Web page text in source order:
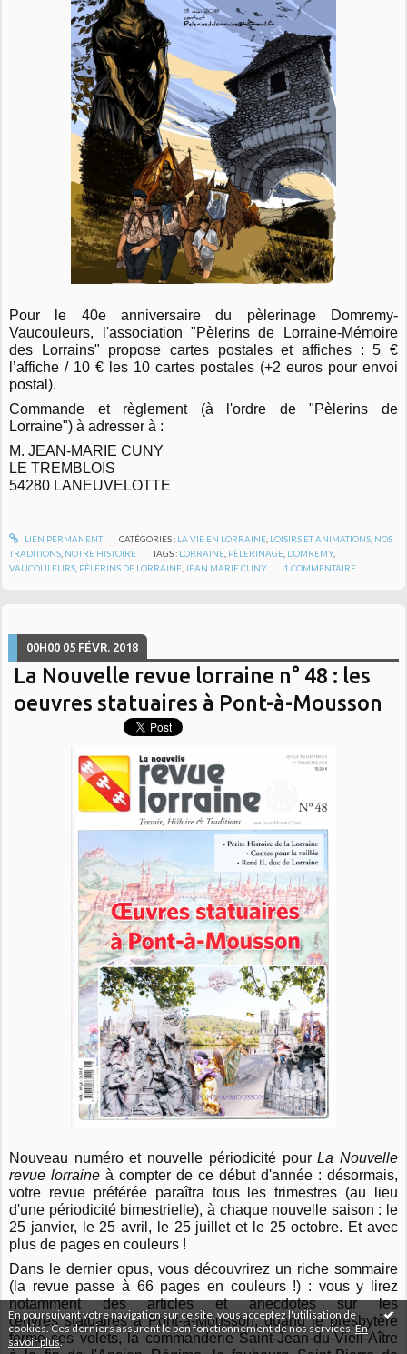
En poursuivant votre navigation sur ce site, vous acceptez l'utilisation de
cookies. Ces derniers assurent le bon fonctionnement de nos services.En
savoir plus.
Pour le 40e anniversaire du pèlerinage Domremy-
Vaucouleurs, l'association "Pèlerins de Lorraine-Mémoire
des Lorrains" propose cartes postales et affiches : 5 €
l’affiche / 10 € les 10 cartes postales (+2 euros pour envoi
postal).
Commande et règlement (à l'ordre de "Pèlerins de
Lorraine") à adresser à :
M. JEAN-MARIE CUNY
LE TREMBLOIS
54280 LANEUVELOTTE
LIEN PERMANENT CATÉGORIES : LA VIE EN LORRAINE, LOISIRS ET ANIMATIONS, NOS
TRADITIONS NOTRE HISTOIRE TAGS : LORRAINE PÈLERINAGE DOMREMY,
VAUCOULEURS PÈLERINS DE LORRAINE JEAN MARIE CUNY 1 COMMENTAIRE
00H00 05 FÉVR. 2018
La Nouvelle revue lorraine n° 48 : les
oeuvres statuaires à Pont-à-Mousson
Nouveau numéro et nouvelle périodicité pourLa Nouvelle
revue lorraine à compter de ce début d'année : désormais,
votre revue préférée paraîtra tous les trimestres (au lieu
d'une périodicité bimestrielle), à chaque nouvelle saison : le
25 janvier, le 25 avril, le 25 juillet et le 25 octobre. Et avec
plus de pages en couleurs !
Dans le dernier opus, vous découvrirez un riche sommaire
(la revue passe à 66 pages en couleurs !) : vous y lirez
notamment des articles et anecdotes sur les
œuvres statuaires à Pont-à-Mousson, quand le presbytère
ferme ses volets, la commanderie Saint-Jean-du-Vieil-Aître